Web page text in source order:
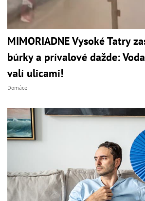
MIMORIADNE Vysoké Tatry
búrky a prívalové dažde:
valí ulicami!
Domáce